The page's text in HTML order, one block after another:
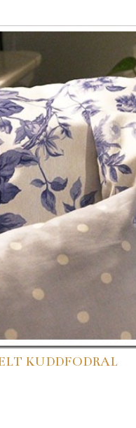
KUDDFODRAL